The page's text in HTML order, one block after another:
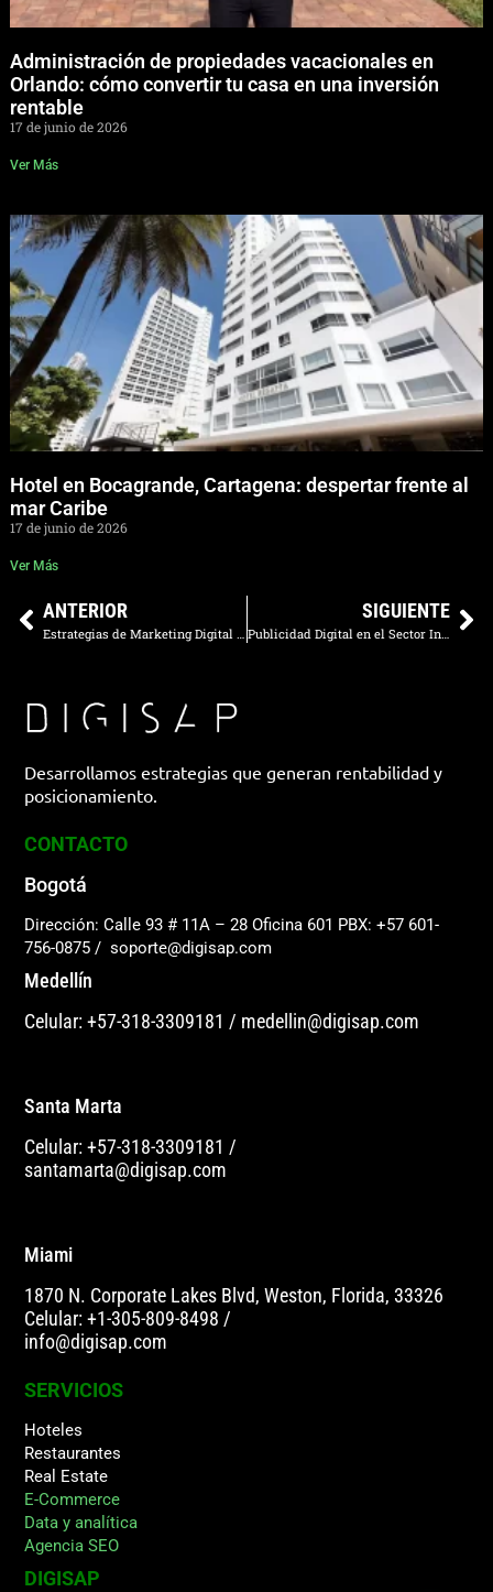
Administración de propiedades vacacionales en
Orlando: cómo convertir tu casa en una inversión
rentable
17 de junio de 2026
Ver Más
Hotel en Bocagrande, Cartagena: despertar frente al
mar Caribe
17 de junio de 2026
Ver Más
ANTERIOR
Estrategias de Marketing Digital para Inmobiliarias: Captando clientes en la era Digital
SIGUIENTE
Publicidad Digital en el Sector Inmobiliario: Llegando al Cliente Correcto en el Momento Adecuado
Desarrollamos estrategias que generan rentabilidad y
posicionamiento.
CONTACTO
Bogotá
Dirección: Calle 93 # 11A – 28 Oficina 601 PBX: +57 601-
756-0875 / soporte@digisap.com
Medellín
Celular: +57-318-3309181 / medellin@digisap.com
Santa Marta
Celular: +57-318-3309181 /
santamarta@digisap.com
Miami
1870 N. Corporate Lakes Blvd, Weston, Florida, 33326
Celular: +1-305-809-8498 /
info@digisap.com
SERVICIOS
Hoteles
Restaurantes
Real Estate
E-Commerce
Data y analítica
Agencia SEO
DIGISAP